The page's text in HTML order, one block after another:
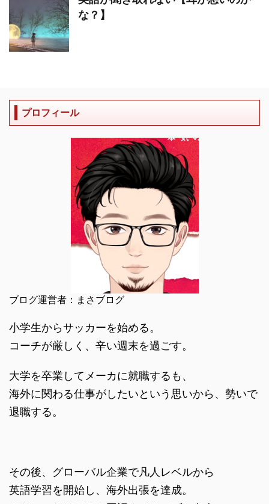
な？】
プロフィール
ブログ運営者：まさブログ
小学生からサッカーを始める。
コーチが厳しく、辛い週末を過ごす。
大学を卒業してメーカに就職するも、
海外に関わる仕事がしたいという思いから、勢いで
退職する。
その後、グローバル企業で凡人レベルから
英語学習を開始し、海外出張を達成。